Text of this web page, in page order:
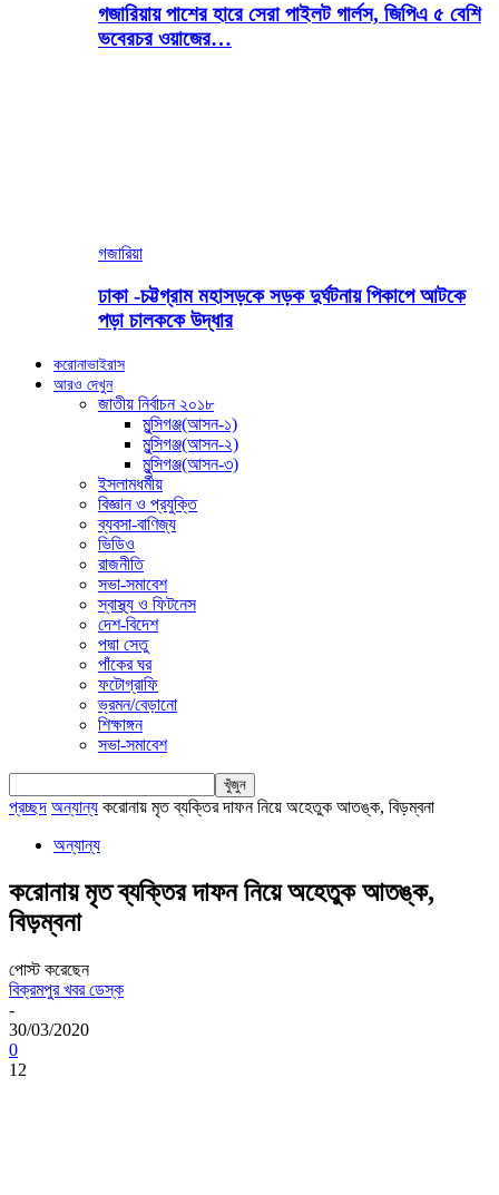
গজারিয়ায় পাশের হারে সেরা পাইলট গার্লস, জিপিএ ৫ বেশি
ভবেরচর ওয়াজের…
গজারিয়া
ঢাকা -চট্টগ্রাম মহাসড়কে সড়ক দুর্ঘটনায় পিকাপে আটকে
পড়া চালককে উদ্ধার
করোনাভাইরাস
আরও দেখুন
জাতীয় নির্বাচন ২০১৮
মুন্সিগঞ্জ(আসন-১)
মুন্সিগঞ্জ(আসন-২)
মুন্সিগঞ্জ(আসন-৩)
ইসলামধর্মীয়
বিজ্ঞান ও প্রযুক্তি
ব্যবসা-বাণিজ্য
ভিডিও
রাজনীতি
সভা-সমাবেশ
স্বাস্থ্য ও ফিটনেস
দেশ-বিদেশ
পদ্মা সেতু
পাঁকের ঘর
ফটোগ্রাফি
ভ্রমন/বেড়ানো
শিক্ষাঙ্গন
সভা-সমাবেশ
প্রচ্ছদ অন্যান্য করোনায় মৃত ব্যক্তির দাফন নিয়ে অহেতুক আতঙ্ক, বিড়ম্বনা
অন্যান্য
করোনায় মৃত ব্যক্তির দাফন নিয়ে অহেতুক আতঙ্ক,
বিড়ম্বনা
পোস্ট করেছেন
বিক্রমপুর খবর ডেস্ক
-
30/03/2020
0
12